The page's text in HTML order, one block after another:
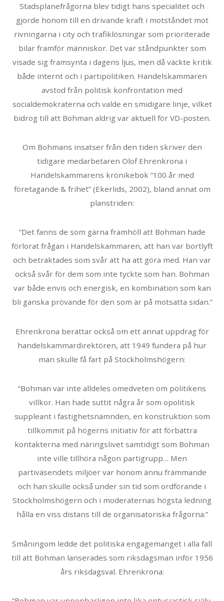
Stadsplanefrågorna blev tidigt hans specialitet och
gjorde honom till en drivande kraft i motståndet mot
rivningarna i city och trafiklösningar som prioriterade
bilar framför människor. Det var ståndpunkter som
visade sig framsynta i dagens ljus, men då väckte kritik
både internt och i partipolitiken. Handelskammaren
avstod från politisk konfrontation med
socialdemokraterna och valde en smidigare linje, vilket
bidrog till att Bohman aldrig var aktuell för VD-posten.
Om Bohmans insatser från den tiden skriver den
tidigare medarbetaren Olof Ehrenkrona i
Handelskammarens krönikebok ”100 år med
företagande & frihet” (Ekerlids, 2002), bland annat om
planstriden:
”Det fanns de som gärna framhöll att Bohman hade
förlorat frågan i Handelskammaren, att han var bortlyft
och betraktades som svår att ha att göra med. Han var
också svår för dem som inte tyckte som han. Bohman
var både envis och energisk, en kombination som kan
bli ganska prövande för den som är på motsatta sidan.”
Ehrenkrona berättar också om ett annat uppdrag för
handelskammardirektören, att 1949 fundera på hur
man skulle få fart på Stockholmshögern:
”Bohman var inte alldeles omedveten om politikens
villkor. Han hade suttit några år som opolitisk
suppleant i fastighetsnämnden, en konstruktion som
tillkommit på högerns initiativ för att förbättra
kontakterna med näringslivet samtidigt som Bohman
inte ville tillhöra någon partigrupp… Men
partiväsendets miljöer var honom ännu främmande
och han skulle också under sin tid som ordförande i
Stockholmshögern och i moderaternas högsta ledning
hålla en viss distans till de organisatoriska frågorna.”
Småningom ledde det politiska engagemanget i alla fall
till att Bohman lanserades som riksdagsman inför 1956
års riksdagsval. Ehrenkrona: